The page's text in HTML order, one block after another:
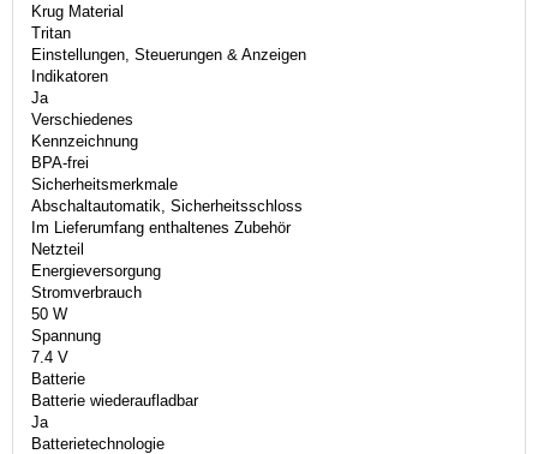
Krug Material
Tritan
Einstellungen, Steuerungen & Anzeigen
Indikatoren
Ja
Verschiedenes
Kennzeichnung
BPA-frei
Sicherheitsmerkmale
Abschaltautomatik, Sicherheitsschloss
Im Lieferumfang enthaltenes Zubehör
Netzteil
Energieversorgung
Stromverbrauch
50 W
Spannung
7.4 V
Batterie
Batterie wiederaufladbar
Ja
Batterietechnologie